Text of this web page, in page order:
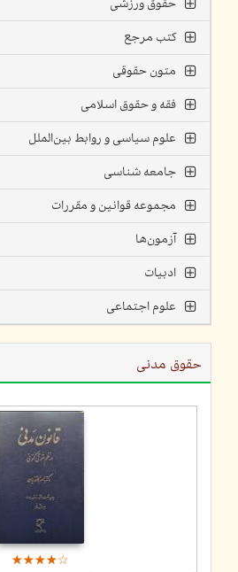
حقوق ورزشی
کتب مرجع
متون حقوقی
فقه و حقوق اسلامی
علوم سیاسی و روابط بین‌الملل
جامعه شناسی
مجموعه قوانین و مقررات
آزمون‌ها
ادبیات
علوم اجتماعی
حقوق مدنی
☆☆☆☆☆
★★★★★